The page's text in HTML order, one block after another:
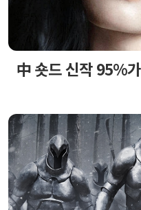
中 숏드 신작 95%